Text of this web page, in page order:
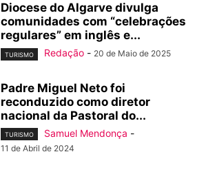
Diocese do Algarve divulga
comunidades com “celebrações
regulares” em inglês e...
TURISMO Redação - 20 de Maio de 2025
Padre Miguel Neto foi
reconduzido como diretor
nacional da Pastoral do...
TURISMO Samuel Mendonça -
11 de Abril de 2024